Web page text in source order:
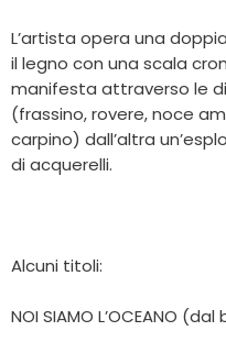
L’artista opera una
il legno con una scala
manifesta attraverso le
(frassino, rovere, noce
carpino) dall’altra
di acquerelli.
Alcuni titoli:
NOI SIAMO L’OCEANO